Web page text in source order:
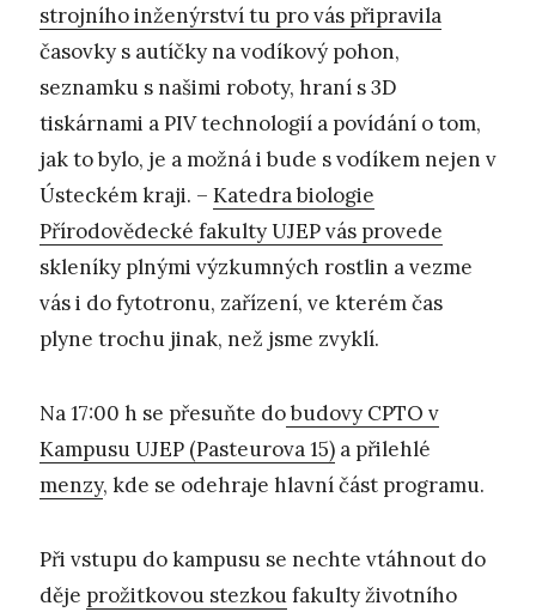
strojního inženýrství tu pro vás připravila
časovky s autíčky na vodíkový pohon,
seznamku s našimi roboty, hraní s 3D
tiskárnami a PIV technologií a povídání o tom,
jak to bylo, je a možná i bude s vodíkem nejen v
Ústeckém kraji. – Katedra biologie
Přírodovědecké fakulty UJEP vás provede
skleníky plnými výzkumných rostlin a vezme
vás i do fytotronu, zařízení, ve kterém čas
plyne trochu jinak, než jsme zvyklí.
Na 17:00 h se přesuňte dobudovy CPTO v
Kampusu UJEP (Pasteurova 15) a přilehlé
menzy, kde se odehraje hlavní část programu.
Při vstupu do kampusu se nechte vtáhnout do
děje prožitkovou stezkoufakulty životního